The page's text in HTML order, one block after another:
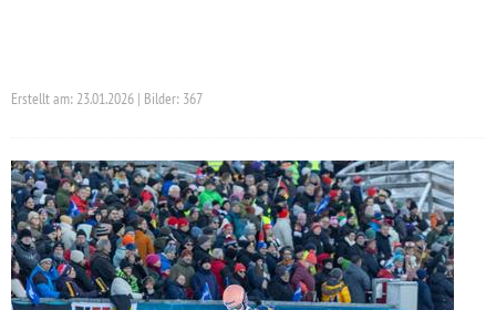
Erstellt am: 23.01.2026 | Bilder: 367